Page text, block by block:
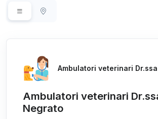
Ambulatori veterinari
Ambulatori veterinari
Negrato